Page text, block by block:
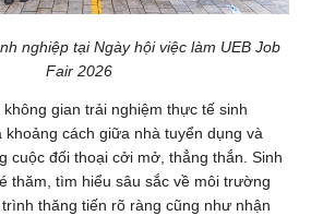
nghiệp tại Ngày hội việc làm UEB Job
Fair 2026
gian trải nghiệm thực tế sinh
cách giữa nhà tuyển dụng và
cuộc đối thoại cởi mở, thẳng thắn. Sinh
thăm, tìm hiểu sâu sắc về môi trường
thăng tiến rõ ràng cũng như nhận